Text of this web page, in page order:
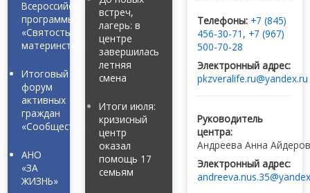
Всероссийской
программы
«Святость
материнства»
Итоговый
форум
активных
граждан
«Сообщество»
АНО
«ЗА
ЖИЗНЬ»
встреч,
лагерь: в
центре
завершилась
летняя
смена
Итоги июля:
кризисный
центр
оказал
помощь 17
семьям
Телефоны: +7 (845)
456-30-71 , +7 (967)
500-70-28
Электронный адрес:
pkzveralife.ru@yandex.ru
Руководитель
центра:
Андреева Анна
Электронный адрес: